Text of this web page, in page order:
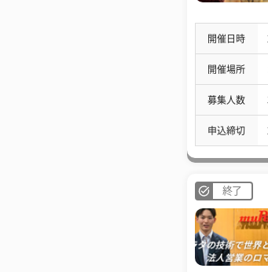
開催日時
開催場所
募集人数
申込締切
終了